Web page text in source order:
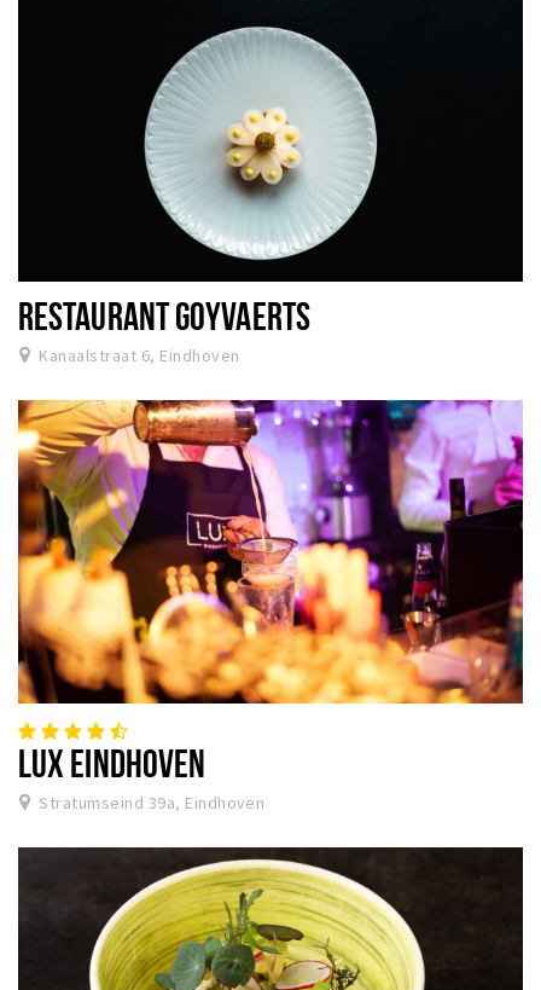
RESTAURANT GOYVAERTS
Kanaalstraat 6, Eindhoven
LUX EINDHOVEN
Stratumseind 39a, Eindhoven